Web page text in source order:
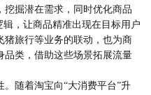
挖掘潜在需求，同时优化商品
，让商品精准出现在目标用户
猪旅行等业务的联动，也为商
品类，借助这些场景拓展流量
随着淘宝向“大消费平台”升